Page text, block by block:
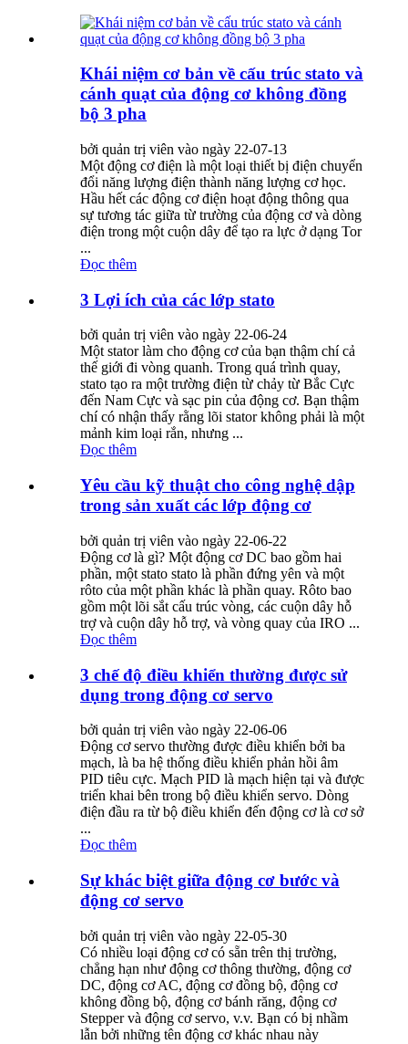
Khái niệm cơ bản về cấu trúc stato và
cánh quạt của động cơ không đồng
bộ 3 pha
bởi quản trị viên vào ngày 22-07-13
Một động cơ điện là một loại thiết bị điện chuyển
đổi năng lượng điện thành năng lượng cơ học.
Hầu hết các động cơ điện hoạt động thông qua
sự tương tác giữa từ trường của động cơ và dòng
điện trong một cuộn dây để tạo ra lực ở dạng Tor
...
Đọc thêm
3 Lợi ích của các lớp stato
bởi quản trị viên vào ngày 22-06-24
Một stator làm cho động cơ của bạn thậm chí cả
thế giới đi vòng quanh. Trong quá trình quay,
stato tạo ra một trường điện từ chảy từ Bắc Cực
đến Nam Cực và sạc pin của động cơ. Bạn thậm
chí có nhận thấy rằng lõi stator không phải là một
mảnh kim loại rắn, nhưng ...
Đọc thêm
Yêu cầu kỹ thuật cho công nghệ dập
trong sản xuất các lớp động cơ
bởi quản trị viên vào ngày 22-06-22
Động cơ là gì? Một động cơ DC bao gồm hai
phần, một stato stato là phần đứng yên và một
rôto của một phần khác là phần quay. Rôto bao
gồm một lõi sắt cấu trúc vòng, các cuộn dây hỗ
trợ và cuộn dây hỗ trợ, và vòng quay của IRO ...
Đọc thêm
3 chế độ điều khiển thường được sử
dụng trong động cơ servo
bởi quản trị viên vào ngày 22-06-06
Động cơ servo thường được điều khiển bởi ba
mạch, là ba hệ thống điều khiển phản hồi âm
PID tiêu cực. Mạch PID là mạch hiện tại và được
triển khai bên trong bộ điều khiển servo. Dòng
điện đầu ra từ bộ điều khiển đến động cơ là cơ sở
...
Đọc thêm
Sự khác biệt giữa động cơ bước và
động cơ servo
bởi quản trị viên vào ngày 22-05-30
Có nhiều loại động cơ có sẵn trên thị trường,
chẳng hạn như động cơ thông thường, động cơ
DC, động cơ AC, động cơ đồng bộ, động cơ
không đồng bộ, động cơ bánh răng, động cơ
Stepper và động cơ servo, v.v. Bạn có bị nhầm
lẫn bởi những tên động cơ khác nhau này